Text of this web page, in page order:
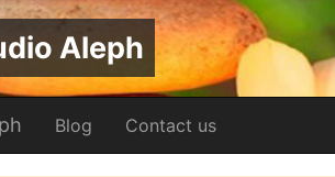
Aleph
Blog Contact us